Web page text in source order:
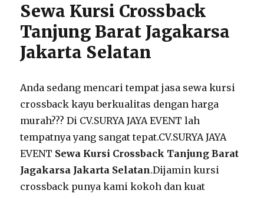
Sewa Kursi Crossback
Tanjung Barat Jagakarsa
Jakarta Selatan
Anda sedang mencari tempat jasa sewa kursi
crossback kayu berkualitas dengan harga
murah??? Di CV.SURYA JAYA EVENT lah
tempatnya yang sangat tepat.CV.SURYA JAYA
EVENT Sewa Kursi Crossback Tanjung Barat
Jagakarsa Jakarta Selatan.Dijamin kursi
crossback punya kami kokoh dan kuat